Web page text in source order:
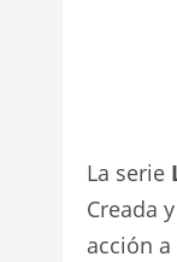
La serie
Creada
acción